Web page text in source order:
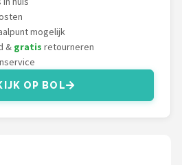
mogelijk
& gratis retourneren
OP BOL